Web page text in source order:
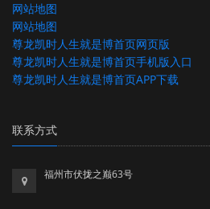
网站地图
网站地图
尊龙凯时人生就是博首页网页版
尊龙凯时人生就是博首页手机版入口
尊龙凯时人生就是博首页APP下载
联系方式
福州市伏拢之巅63号